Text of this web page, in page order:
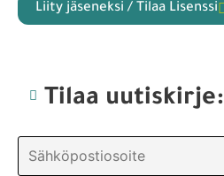
Liity jäseneksi / Tilaa Lisenssi
Tilaa uutiskirje: